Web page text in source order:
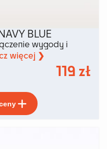
BLUE
wygody i
więcej ❯
119 zł